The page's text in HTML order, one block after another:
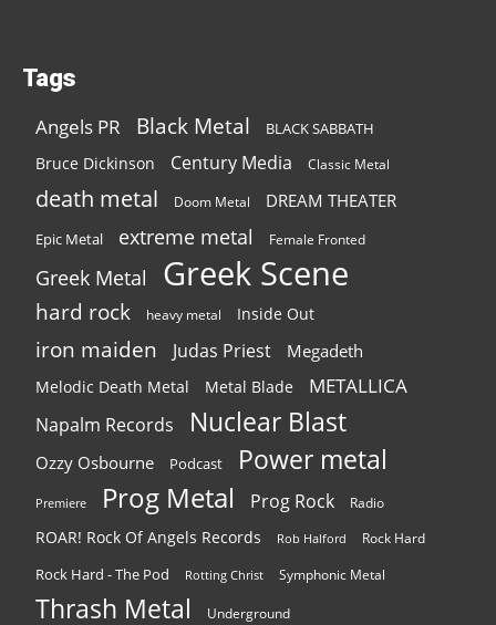
Tags
Angels PR Black Metal BLACK SABBATH
Bruce Dickinson Century Media Classic Metal
death metal Doom Metal DREAM THEATER
Epic Metal extreme metal Female Fronted
Greek Metal Greek Scene
hard rock heavy metal Inside Out
iron maiden Judas Priest Megadeth
Melodic Death Metal Metal Blade METALLICA
Napalm Records Nuclear Blast
Ozzy Osbourne Podcast Power metal
Premiere Prog Metal Prog Rock Radio
ROAR! Rock Of Angels Records Rob Halford Rock Hard
Rock Hard - The Pod Rotting Christ Symphonic Metal
Thrash Metal Underground